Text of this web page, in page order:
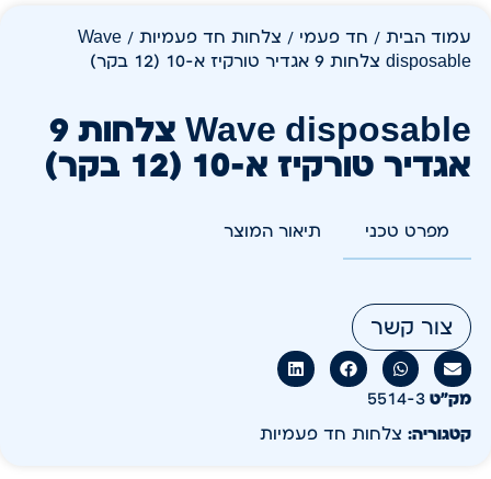
עמוד הבית / חד פעמי / צלחות חד פעמיות
/ Wave
disposable צלחות 9 אגדיר טורקיז א-10 (12 בקר)
Wave disposable צלחות 9
אגדיר טורקיז א-10 (12 בקר)
מפרט טכני תיאור המוצר
צור קשר
מק״ט 5514-3
קטגוריה: צלחות חד פעמיות